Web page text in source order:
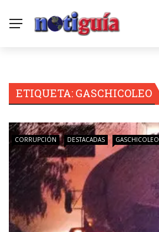
ETIQUETA: GASCHICOLEO
CORRUPCIÓN DESTACADAS GASCHICOLEO